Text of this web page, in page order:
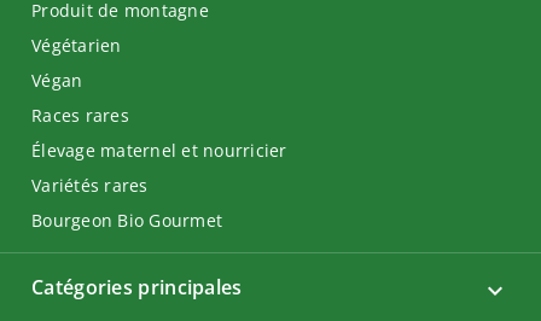
Catégories principales
Produit de montagne
Végétarien
Végan
Races rares
Élevage maternel et nourricier
Variétés rares
Bourgeon Bio Gourmet